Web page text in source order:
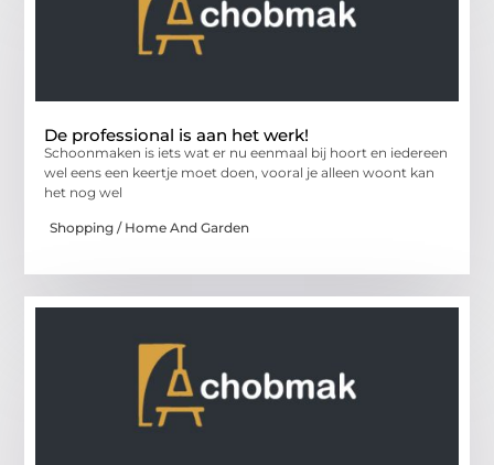
De professional is aan het werk!
Schoonmaken is iets wat er nu eenmaal bij hoort en iedereen
wel eens een keertje moet doen, vooral je alleen woont kan
het nog wel
Shopping / Home And Garden